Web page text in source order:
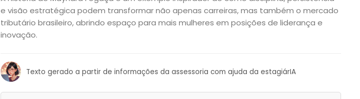
&
Filhos
Notícias
Opinião
e visão estratégica podem transformar não apenas carreiras, mas também o mercado
tributário brasileiro, abrindo espaço para mais mulheres em posições de liderança e
inovação.
Texto gerado a partir de informações da assessoria com ajuda da estagiárIA